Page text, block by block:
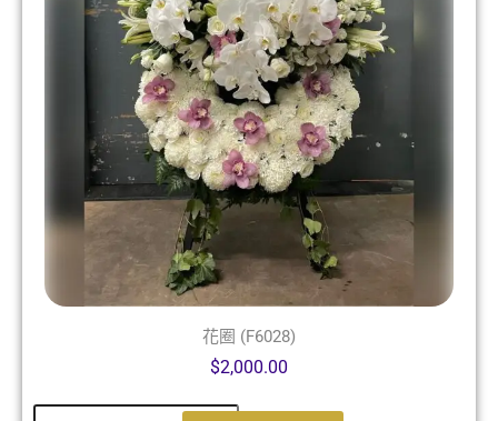
花圈 (F6028)
$2,000.00